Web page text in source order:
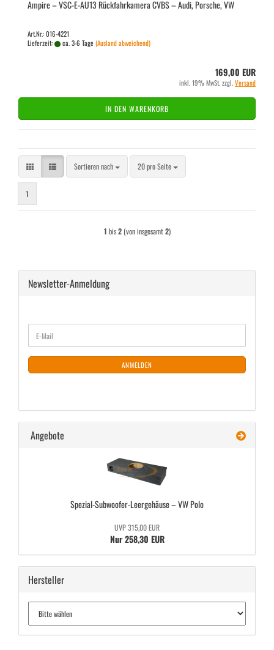
Am­pi­re – VSC-​E-​AU13 Rück­fahr­ka­me­ra CVBS – Audi, Por­sche, VW
Art.Nr.: 016-4221
Lieferzeit:
ca. 3-6 Tage(Ausland abweichend)
169,00 EUR
inkl. 19% MwSt. zzgl.Versand
IN DEN WARENKORB
Sortieren nach
Sortieren nach 20 pro Seite
pro Seite
1
1 bis2(von insgesamt2)
Newsletter-Anmeldung
ZUR
NEWSLETTER-
ANMELDUNG
E-
Mail
ANMELDEN
Angebote
Spezial-​Subwoofer-Leergehäuse – VW Polo
UVP 315,00 EUR
Nur 258,30 EUR
Hersteller